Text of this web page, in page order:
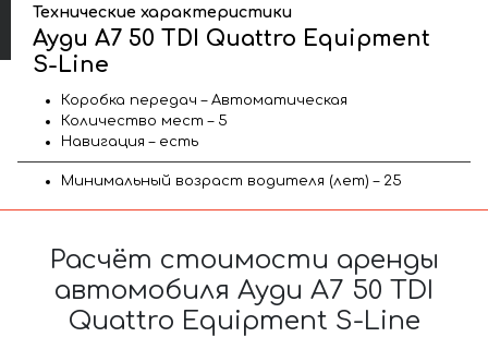
Технические характеристики
Ауди A7 50 TDI Quattro Equipment
S-Line
Коробка передач – Автоматическая
Количество мест – 5
Навигация – есть
Минимальный возраст водителя (лет) – 25
Расчёт стоимости аренды
автомобиля Ауди A7 50 TDI
Quattro Equipment S-Line